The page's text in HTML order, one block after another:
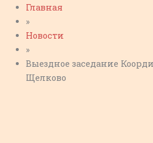
Главная
»
Новости
»
Выездное заседание
Щелково